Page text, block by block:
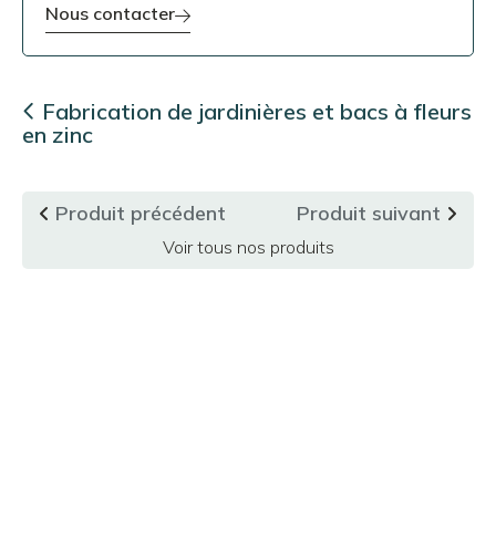
nous contacter
Fabrication de jardinières et bacs à fleurs
en zinc
Produit précédent
Voir tous nos produits
Produit suivant